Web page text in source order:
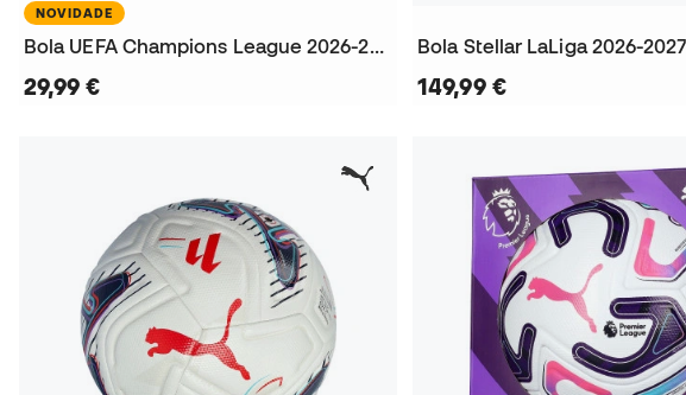
NOVIDADE
Bola UEFA Champions League 2026-2027 Training
29,99 € 149,99 €